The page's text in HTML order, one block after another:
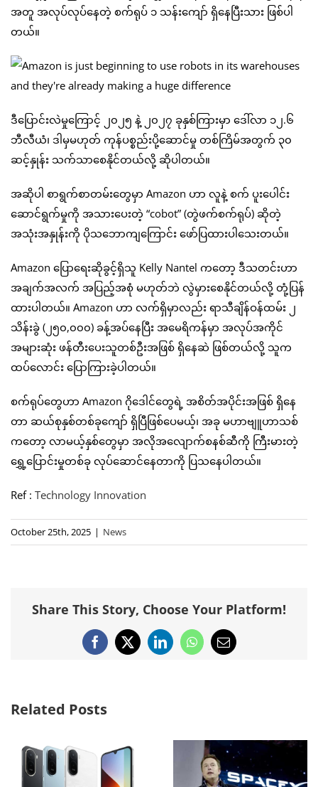
အတူ အလုပ်လုပ်နေတဲ့ စက်ရုပ် ၁ သန်းကျော် ရှိနေပြီးသား ဖြစ်ပါ
တယ်။
ဒီပြောင်းလဲမှုကြောင့် ၂၀၂၅ နဲ့ ၂၀၂၇ ခုနှစ်ကြားမှာ ဒေါ်လာ ၁၂.၆
ဘီလီယံ၊ ဒါမှမဟုတ် ကုန်ပစ္စည်းပို့ဆောင်မှု တစ်ကြိမ်အတွက် ၃၀
ဆင့်နှုန်း သက်သာစေနိုင်တယ်လို့ ဆိုပါတယ်။
အဆိုပါ စာရွက်စာတမ်းတွေမှာ Amazon ဟာ လူနဲ့ စက် ပူးပေါင်း
ဆောင်ရွက်မှုကို အသားပေးတဲ့ “cobot” (တွဲဖက်စက်ရုပ်) ဆိုတဲ့
အသုံးအနှုန်းကို ပိုသဘောကျကြောင်း ဖော်ပြထားပါသေးတယ်။
Amazon ပြောရေးဆိုခွင့်ရှိသူ Kelly Nantel ကတော့ ဒီသတင်းဟာ
အချက်အလက် အပြည့်အစုံ မဟုတ်ဘဲ လွဲမှားစေနိုင်တယ်လို့ တုံ့ပြန်
ထားပါတယ်။ Amazon ဟာ လက်ရှိမှာလည်း ရာသီချိန်ဝန်ထမ်း ၂
သိန်းခွဲ (၂၅၀,၀၀၀) ခန့်အပ်နေပြီး အမေရိကန်မှာ အလုပ်အကိုင်
အများဆုံး ဖန်တီးပေးသူတစ်ဦးအဖြစ် ရှိနေဆဲ ဖြစ်တယ်လို့ သူက
ထပ်လောင်း ပြောကြားခဲ့ပါတယ်။
စက်ရုပ်တွေဟာ Amazon ဂိုဒေါင်တွေရဲ့ အစိတ်အပိုင်းအဖြစ် ရှိနေ
တာ ဆယ်စုနှစ်တစ်ခုကျော် ရှိပြီဖြစ်ပေမယ့်၊ အခု မဟာဗျူဟာသစ်
ကတော့ လာမယ့်နှစ်တွေမှာ အလိုအလျောက်စနစ်ဆီကို ကြီးမားတဲ့
ရွှေ့ပြောင်းမှုတစ်ခု လုပ်ဆောင်နေတာကို ပြသနေပါတယ်။
Ref : Technology Innovation
October 25th, 2025 | News
Share This Story, Choose Your Platform!
Facebook
X LinkedInWhatsApp
Email
Related Posts